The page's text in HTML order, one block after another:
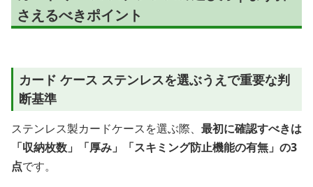
さえるべきポイント
カード ケース ステンレスを選ぶうえで重要な判
断基準
ステンレス製カードケースを選ぶ際、 最初に確認すべきは
「収納枚数」「厚み」「スキミング防止機能の有無」の3
点です。